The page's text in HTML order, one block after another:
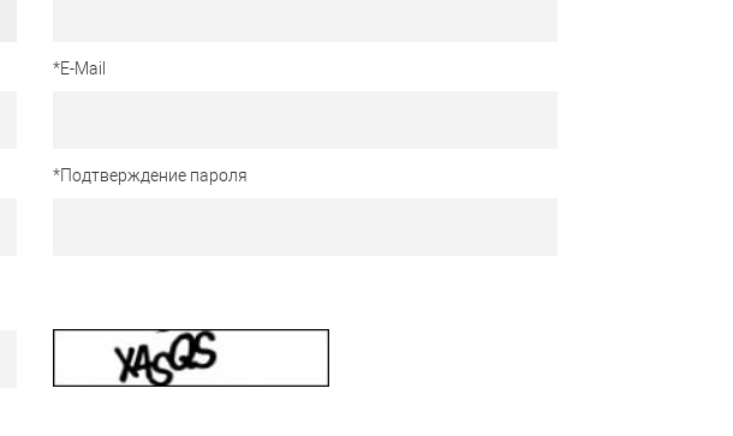
*E-Mail
*Подтверждение пароля